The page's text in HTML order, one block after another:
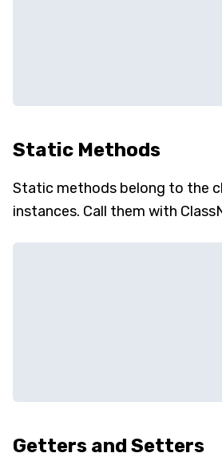
Static Methods
Static methods belong to the
instances. Call them with
Getters and Setters